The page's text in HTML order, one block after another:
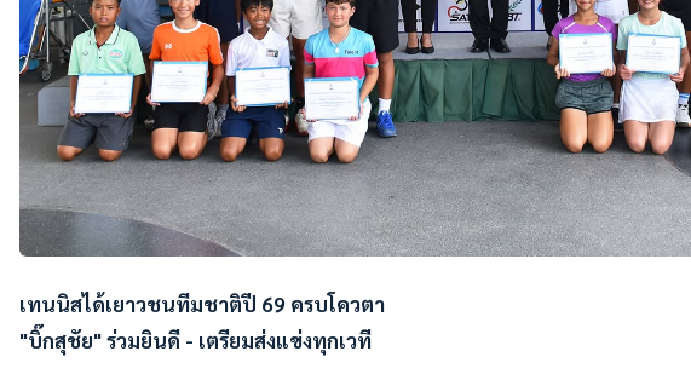
เทนนิสได้เยาวชนทีมชาติปี 69 ครบโควตา
"บิ๊กสุชัย" ร่วมยินดี - เตรียมส่งแข่งทุกเวที